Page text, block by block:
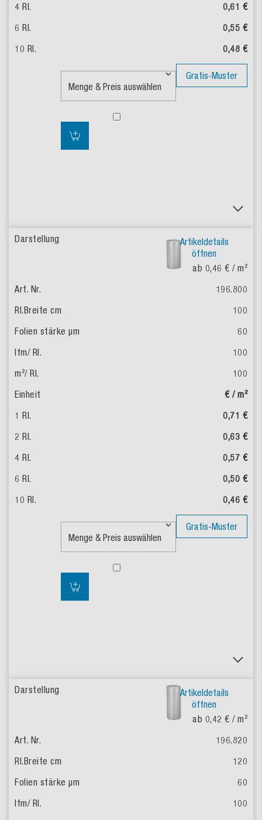
0,61 €
0,55 €
0,48 €
Gratis-Muster
Artikeldetails
öffnen
ab 0,46 € / m²
196.800
100
60
100
100
€ / m²
0,71 €
0,63 €
0,57 €
0,50 €
0,46 €
Gratis-Muster
Artikeldetails
öffnen
ab 0,42 € / m²
196.820
120
60
100